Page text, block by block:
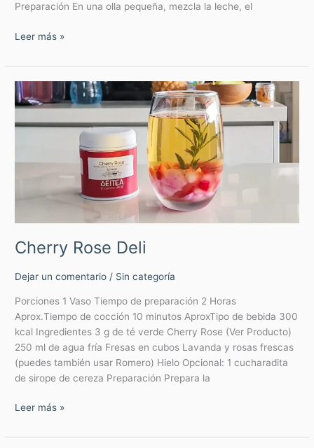
Preparación En una olla pequeña, mezcla la leche, el
Leer más »
Cherry Rose Deli
Dejar un comentario / Sin categoría
Porciones 1 Vaso Tiempo de preparación 2 Horas
Aprox.Tiempo de cocción 10 minutos AproxTipo de bebida 300
kcal Ingredientes 3 g de té verde Cherry Rose (Ver Producto)
250 ml de agua fría Fresas en cubos Lavanda y rosas frescas
(puedes también usar Romero) Hielo Opcional: 1 cucharadita
de sirope de cereza Preparación Prepara la
Cherry
Rose
Leer más »